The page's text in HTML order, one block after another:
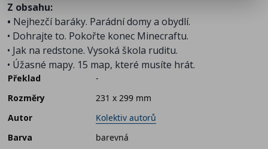
Z obsahu:
• Nejhezčí baráky. Parádní domy a obydlí.
• Dohrajte to. Pokořte konec Minecraftu.
• Jak na redstone. Vysoká škola ruditu.
• Úžasné mapy. 15 map, které musíte hrát.
Překlad
-
Rozměry
231 x 299 mm
Autor
Kolektiv autorů
Barva
barevná